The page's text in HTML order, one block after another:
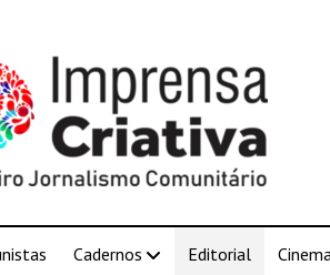
Cadernos Editorial